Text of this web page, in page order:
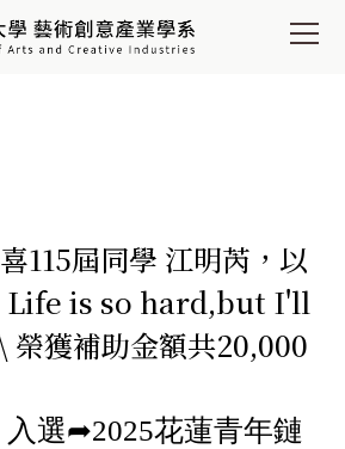
115屆同學 江明芮，以
Life is so hard,but I'll
獲補助金額共20,000
選➦2025花蓮青年鏈